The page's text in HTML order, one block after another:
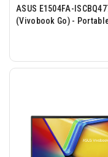
ASUS E1504FA-
(Vivobook Go) -